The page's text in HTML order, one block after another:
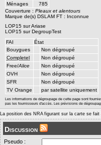
Ménages
785
Couverture : Pleaux et alentours
Marque de(s) DSLAM FT : Inconnue
LOP15 sur Ariase
LOP15 sur DegroupTest
FAI
État
Bouygues
Non dégroupé
Completel
Non dégroupé
Free/Alice
Non dégroupé
OVH
Non dégroupé
SFR
Non dégroupé
TV Orange
par satellite uniquement
Les informations de dégroupage de cette page sont
pas les fournisseurs d'accès. Les prévisions de
La position des NRA figurant sur la carte se
Discussion
Pseudo :